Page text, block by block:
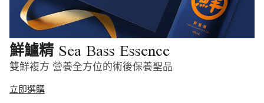
鮮鱸精 Sea Bass Essence
雙鮮複方 營養全方位的術後保養聖品
立即選購